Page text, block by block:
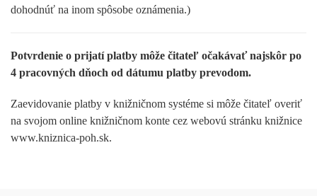
dohodnúť na inom spôsobe oznámenia.)
Potvrdenie o prijatí platby môže čitateľ očakávať najskôr po
4 pracovných dňoch od dátumu platby prevodom.
Zaevidovanie platby v knižničnom systéme si môže čitateľ overiť
na svojom online knižničnom konte cez webovú stránku knižnice
www.kniznica-poh.sk.